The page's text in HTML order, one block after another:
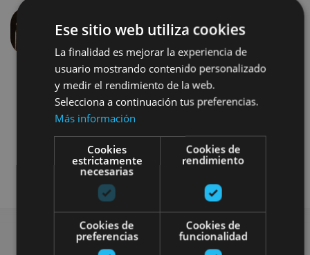
Previous
Enoturismo
Ese sitio web utiliza cookies
La finalidad es mejorar la experiencia de
usuario mostrando contenido personalizado
y medir el rendimiento de la web.
Selecciona a continuación tus preferencias.
Más información
Cookies
estrictamente
necesarias
Cookies de
rendimiento
Cookies de
preferencias
Cookies de
funcionalidad